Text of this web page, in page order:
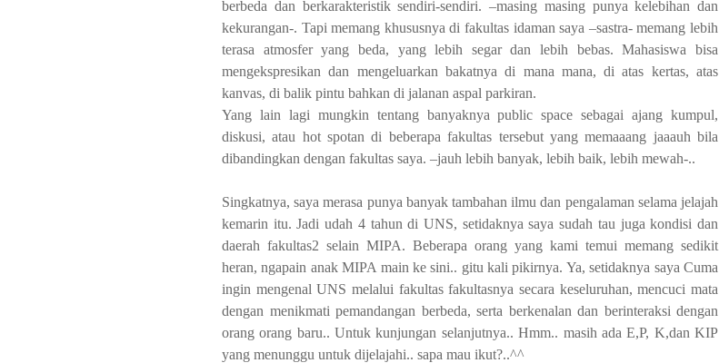
berbeda dan berkarakteristik sendiri-sendiri. –masing masing punya kelebihan dan
kekurangan-. Tapi memang khususnya di fakultas idaman saya –sastra- memang lebih
terasa atmosfer yang beda, yang lebih segar dan lebih bebas. Mahasiswa bisa
mengekspresikan dan mengeluarkan bakatnya di mana mana, di atas kertas, atas
kanvas, di balik pintu bahkan di jalanan aspal parkiran.
Yang lain lagi mungkin tentang banyaknya public space sebagai ajang kumpul,
diskusi, atau hot spotan di beberapa fakultas tersebut yang memaaang jaaauh bila
dibandingkan dengan fakultas saya. –jauh lebih banyak, lebih baik, lebih mewah-..
Singkatnya, saya merasa punya banyak tambahan ilmu dan pengalaman selama jelajah
kemarin itu. Jadi udah 4 tahun di UNS, setidaknya saya sudah tau juga kondisi dan
daerah fakultas2 selain MIPA. Beberapa orang yang kami temui memang sedikit
heran, ngapain anak MIPA main ke sini.. gitu kali pikirnya. Ya, setidaknya saya Cuma
ingin mengenal UNS melalui fakultas fakultasnya secara keseluruhan, mencuci mata
dengan menikmati pemandangan berbeda, serta berkenalan dan berinteraksi dengan
orang orang baru.. Untuk kunjungan selanjutnya.. Hmm.. masih ada E,P, K,dan KIP
yang menunggu untuk dijelajahi.. sapa mau ikut?..^^